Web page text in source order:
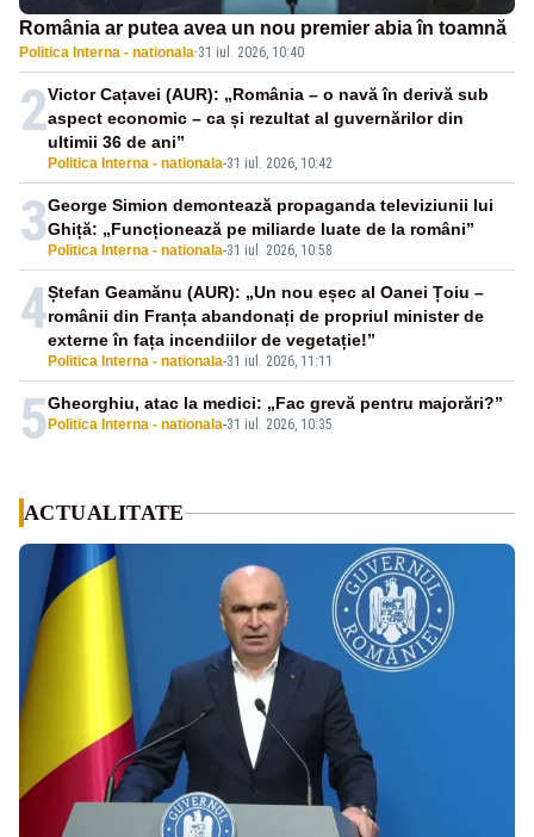
România ar putea avea un nou premier abia în toamnă
Politica Interna - nationala·31 iul. 2026, 10:40
2
Politica Interna - nationala-31 iul. 2026, 10:42
Victor Cațavei (AUR): „România – o navă în derivă sub
aspect economic – ca și rezultat al guvernărilor din
ultimii 36 de ani”
3 Politica Interna - nationala-31 iul. 2026, 10:58
George Simion demontează propaganda televiziunii lui
Ghiță: „Funcționează pe miliarde luate de la români”
4
Politica Interna - nationala-31 iul. 2026, 11:11
Ștefan Geamănu (AUR): „Un nou eșec al Oanei Țoiu –
românii din Franța abandonați de propriul minister de
externe în fața incendiilor de vegetație!”
5 Politica Interna - nationala-31 iul. 2026, 10:35
Gheorghiu, atac la medici: „Fac grevă pentru majorări?”
ACTUALITATE